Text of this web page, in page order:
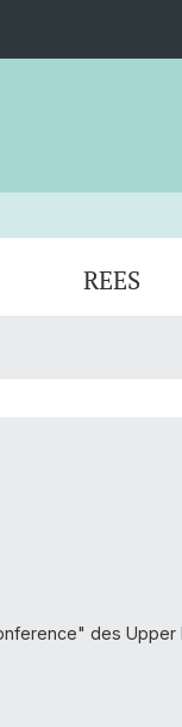
REES
des Upper